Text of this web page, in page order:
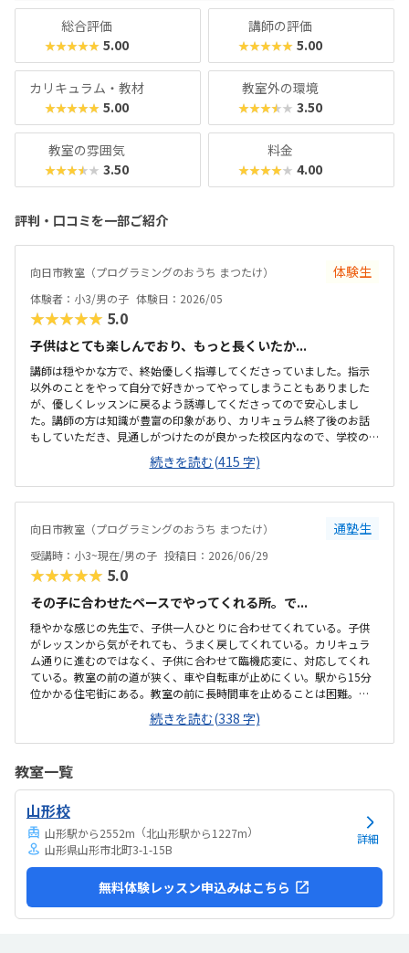
総合評価
★★★★★ 5.00
講師の評価
★★★★★ 5.00
カリキュラム・教材
★★★★★ 5.00
教室外の環境
★★★★★ 3.50
教室の雰囲気
★★★★★ 3.50
料金
★★★★★ 4.00
評判・口コミを一部ご紹介
向日市教室（プログラミングのおうち まつたけ） 体験生
体験者：小3/男の子 体験日：2026/05
★★★★★ 5.0
子供はとても楽しんでおり、もっと長くいたか...
講師は穏やかな方で、終始優しく指導してくださっていました。指示
以外のことをやって自分で好きかってやってしまうこともありました
が、優しくレッスンに戻るよう誘導してくださってので安心しまし
た。講師の方は知識が豊富の印象があり、カリキュラム終了後のお話
もしていただき、見通しがつけたのが良かった校区内なので、学校の
帰りに自分で行って帰ってきてくれるのってありがたい。駐輪場や駐
車場がないので、家の前に止めるしかない。ただ道は狭め。机広くゆ
ったりしており、椅子も回転式のもので座りやすいと思いました。た
だ古民家を使用しているので、2階の教室に上がる階段が急です。この
います。プログラミング以外でもボードゲームをするためにレッスン
がない日でも行っても良いとの事なので、そこか他の教室とは違うと
感じました。大好きなマイクラを使っていることで、子...
続きを読む(415 字)
向日市教室（プログラミングのおうち まつたけ） 通塾生
受講時：小3~現在/男の子 投稿日：2026/06/29
★★★★★ 5.0
その子に合わせたペースでやってくれる所。で...
穏やかな感じの先生で、子供一人ひとりに合わせてくれている。子供
がレッスンから気がそれても、うまく戻してくれている。カリキュラ
ム通りに進むのではなく、子供に合わせて臨機応変に、対応してくれ
ている。教室の前の道が狭く、車や自転車が止めにくい。駅から15分
位かかる住宅街にある。教室の前に長時間車を止めることは困難。教
室は古民家をリノベーションされて使用しているので、建物自体は古
いなる。特に階段が急で狭いが机や椅子はきれい。他のプログラミン
グと比較して同じ程度の金額だと思います。回数は90分を月2回か60分
る。少人数でその子に合わせた対応してくれる。古民家でやっている
ので、教室がある2階に行く階段が急で狭く危ない。
続きを読む(338 字)
教室一覧
山形校
山形駅から2552m （北山形駅から1227m）
山形県山形市北町3-1-15B
詳細
無料体験レッスン申込みはこちら